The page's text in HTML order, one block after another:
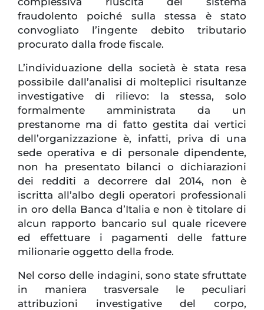
fraudolento poiché sulla stessa è stato
convogliato l’ingente debito tributario
procurato dalla frode fiscale.
L’individuazione della società è stata resa
possibile dall’analisi di molteplici risultanze
investigative di rilievo: la stessa, solo
formalmente amministrata da un
prestanome ma di fatto gestita dai vertici
dell’organizzazione è, infatti, priva di una
sede operativa e di personale dipendente,
non ha presentato bilanci o dichiarazioni
dei redditi a decorrere dal 2014, non è
iscritta all’albo degli operatori professionali
in oro della Banca d’Italia e non è titolare di
alcun rapporto bancario sul quale ricevere
ed effettuare i pagamenti delle fatture
milionarie oggetto della frode.
Nel corso delle indagini, sono state sfruttate
in maniera trasversale le peculiari
attribuzioni investigative del corpo,